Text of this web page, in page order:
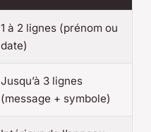
1 à 2 lignes (prénom ou
date)
Jusqu’à 3 lignes
(message + symbole)